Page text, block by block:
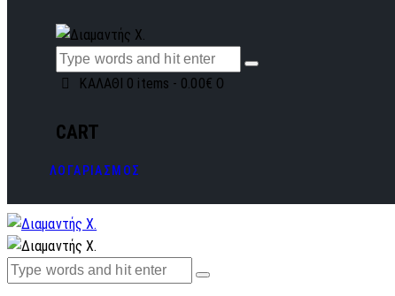
ΚΑΛΑΘΙ 0 items - 0.00€ 0
CART
ΛΟΓΑΡΙΑΣΜΟΣ